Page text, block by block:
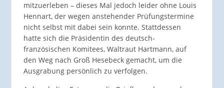
mitzuerleben – dieses Mal jedoch leider ohne Louis
Hennart, der wegen anstehender Prüfungstermine
nicht selbst mit dabei sein konnte. Stattdessen
hatte sich die Präsidentin des deutsch-
französischen Komitees, Waltraut Hartmann, auf
den Weg nach Groß Hesebeck gemacht, um die
Ausgrabung persönlich zu verfolgen.